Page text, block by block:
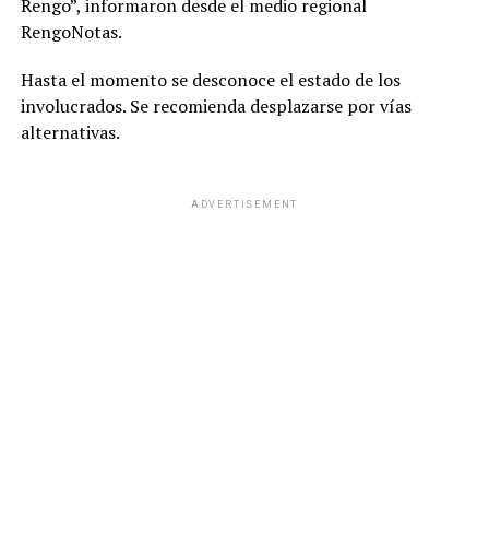
Rengo”, informaron desde el medio regional
RengoNotas.
Hasta el momento se desconoce el estado de los
involucrados. Se recomienda desplazarse por vías
alternativas.
ADVERTISEMENT